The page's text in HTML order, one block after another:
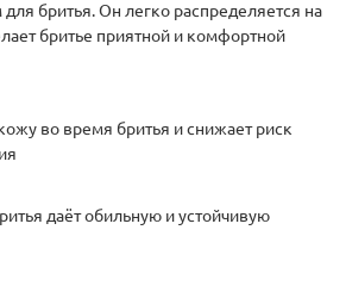
бритья. Он легко распределяется на
бритье приятной и комфортной
во время бритья и снижает риск
даёт обильную и устойчивую